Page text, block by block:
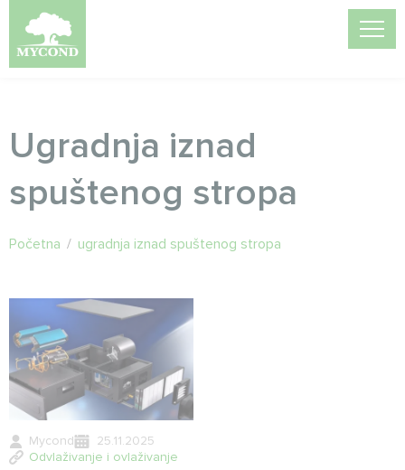
Ugradnja iznad
spuštenog stropa
Početna / ugradnja iznad spuštenog stropa
Mycond
25.11.2025
Odvlaživanje i ovlaživanje